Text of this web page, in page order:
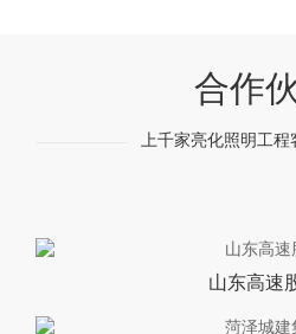
合作
上千家亮化照明工程
山东高速